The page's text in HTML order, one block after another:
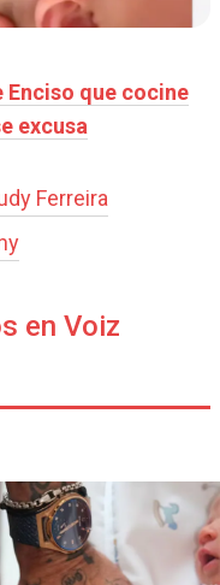
Enciso que cocine
excusa
Ferreira
en Voiz